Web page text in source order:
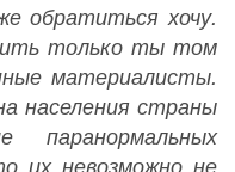
обратиться хочу.
только ты том
материалисты.
населения страны
паранормальных
их невозможно не